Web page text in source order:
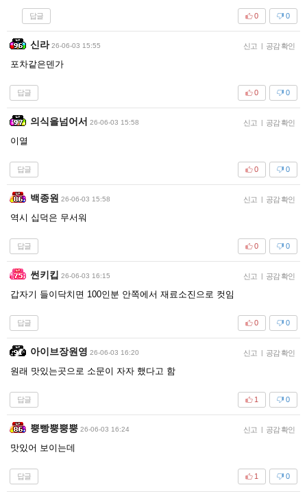
답글 0
0
신라 26-06-03 15:55 신고 | 공감 확인
포차같은덴가
답글 0
0
의식을넘어서 26-06-03 15:58 신고 | 공감 확인
이열
답글 0
0
백종원 26-06-03 15:58 신고 | 공감 확인
역시 십덕은 무서워
답글 0
0
썬키킵 26-06-03 16:15 신고 | 공감 확인
갑자기 들이닥치면 100인분 안쪽에서 재료소진으로 컷임
답글 0
0
아이브장원영 26-06-03 16:20 신고 | 공감 확인
원래 맛있는곳으로 소문이 자자 했다고 함
답글 0
1
뿡빵뿡뿡뿡 26-06-03 16:24 신고 | 공감 확인
맛있어 보이는데
답글 0
1